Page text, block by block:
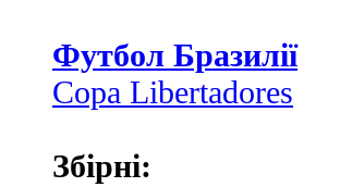
Футбол Бразилії
Copa Libertadores
Збірні: